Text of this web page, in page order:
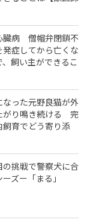
臓病 僧帽弁閉鎖不
発症してから亡くな
、飼い主ができるこ
なった元野良猫が外
がり鳴き続ける 完
飼育でどう寄り添
の挑戦で警察犬に合
ズー「まる」